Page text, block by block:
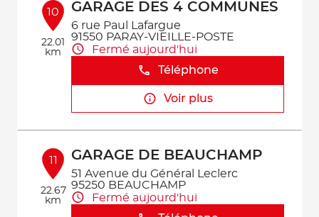
10
22.01
km
GARAGE DES 4 COMMUNES
6 rue Paul Lafargue
91550 PARAY-VIEILLE-POSTE
Fermé aujourd'hui
Téléphone
Voir plus
11
22.67
km
GARAGE DE BEAUCHAMP
51 Avenue du Général Leclerc
95250 BEAUCHAMP
Fermé aujourd'hui